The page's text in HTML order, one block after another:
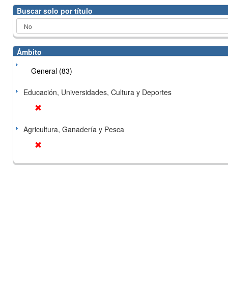
Buscar solo por título
Ámbito
General (83)
Educación, Universidades, Cultura y Deportes
Agricultura, Ganadería y Pesca